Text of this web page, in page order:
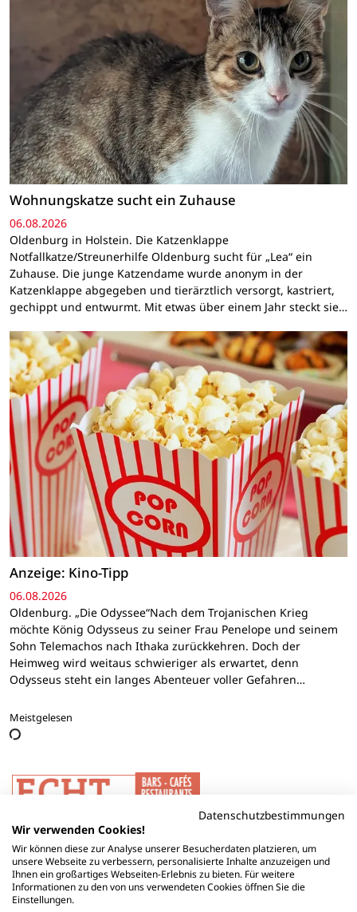
Wohnungskatze sucht ein Zuhause
06.08.2026
Oldenburg in Holstein. Die Katzenklappe
Notfallkatze/Streunerhilfe Oldenburg sucht für „Lea“ ein
Zuhause. Die junge Katzendame wurde anonym in der
Katzenklappe abgegeben und tierärztlich versorgt, kastriert,
gechippt und entwurmt. Mit etwas über einem Jahr steckt sie…
Anzeige: Kino-Tipp
06.08.2026
Oldenburg. „Die Odyssee“Nach dem Trojanischen Krieg
möchte König Odysseus zu seiner Frau Penelope und seinem
Sohn Telemachos nach Ithaka zurückkehren. Doch der
Heimweg wird weitaus schwieriger als erwartet, denn
Odysseus steht ein langes Abenteuer voller Gefahren…
Meistgelesen
Datenschutzbestimmungen
Wir verwenden Cookies!
Wir können diese zur Analyse unserer Besucherdaten platzieren, um
unsere Webseite zu verbessern, personalisierte Inhalte anzuzeigen und
Ihnen ein großartiges Webseiten-Erlebnis zu bieten. Für weitere
Informationen zu den von uns verwendeten Cookies öffnen Sie die
Einstellungen.